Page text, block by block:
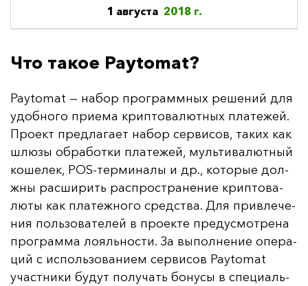
1 августа 2018 г.
Что такое Paytomat?
Paytomat — на­бор прог­рам­мных ре­ше­ний для
удоб­но­го при­ема крип­то­ва­лют­ных пла­те­жей.
Про­ект пред­ла­га­ет на­бор сер­ви­сов, та­ких как
шлю­зы об­ра­бот­ки пла­те­жей, муль­ти­ва­лют­ный
ко­ше­лек, POS-тер­ми­на­лы и др., ко­то­рые дол­
жны рас­ши­рить рас­прос­тра­не­ние крип­то­ва­
лю­ты как пла­теж­но­го средс­тва. Для прив­ле­че­
ния поль­зо­ва­те­лей в про­ек­те пре­дус­мот­ре­на
прог­рам­ма ло­яль­нос­ти. За вы­пол­не­ние опе­ра­
ций с ис­поль­зо­ва­ни­ем сер­ви­сов Paytomat
учас­тни­ки бу­дут по­лу­чать бо­ну­сы в спе­ци­аль­